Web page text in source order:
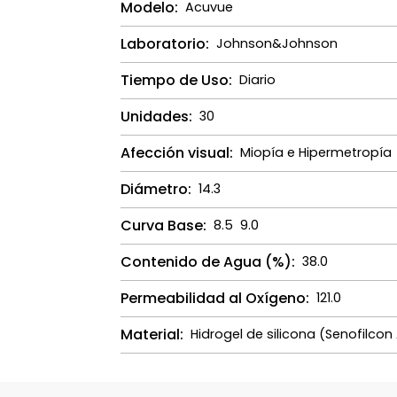
Modelo: Acuvue
Laboratorio: Johnson&Johnson
Tiempo de Uso: Diario
Unidades: 30
Afección visual: Miopía e Hipermetropía
Diámetro: 14.3
Curva Base: 8.5 9.0
Contenido de Agua (%): 38.0
Permeabilidad al Oxígeno: 121.0
Material: Hidrogel de silicona (Senofilcon